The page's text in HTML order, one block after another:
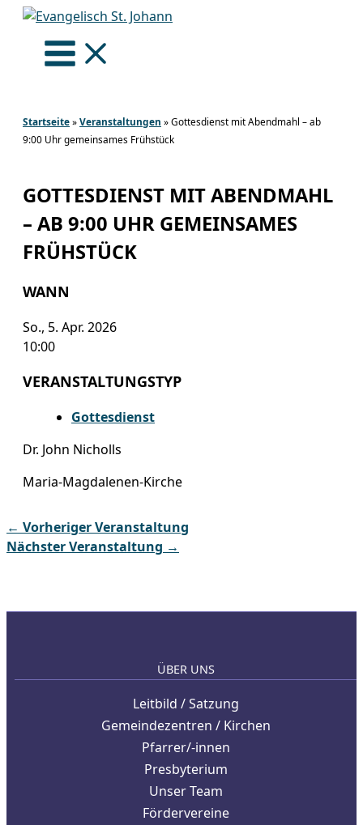
Zum
springen
Startseite»Veranstaltungen »Gottesdienst mit Abendmahl – ab
9:00 Uhr gemeinsames Frühstück
GOTTESDIENST MIT ABENDMAHL
– AB 9:00 UHR GEMEINSAMES
FRÜHSTÜCK
WANN
So., 5. Apr. 2026
10:00
VERANSTALTUNGSTYP
Gottesdienst
Dr. John Nicholls
Maria-Magdalenen-Kirche
← Vorheriger Veranstaltung
Nächster Veranstaltung →
ÜBER UNS
Leitbild / Satzung
Gemeindezentren / Kirchen
Pfarrer/-innen
Presbyterium
Unser Team
Fördervereine